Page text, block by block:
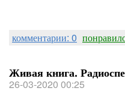
комментарии: 0
Живая книга.
26-03-2020 00:25